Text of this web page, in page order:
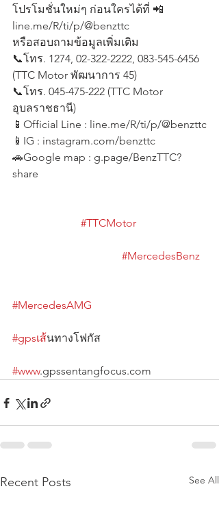
โปรโมชั่นใหม่ๆ ก่อนใครได้ที่ 📲
line.me/R/ti/p/@benzttc
หรือสอบถามข้อมูลเพิ่มเติม
📞โทร. 1274, 02-322-2222, 083-545-6456
(TTC Motor พัฒนาการ 45)
📞โทร. 045-475-222 (TTC Motor
อุบลราชธานี)
📱Official Line : line.me/R/ti/p/@benzttc
📱IG : instagram.com/benzttc
🚗Google map : g.page/BenzTTC?
share
#TTCMotor
#MercedesBenz
#MercedesAMG
#gpsเส้นทางโฟกัส
#www.gpssentangfocus.com
Recent Posts See All